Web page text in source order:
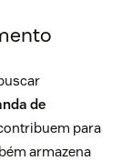
de
para
armazena